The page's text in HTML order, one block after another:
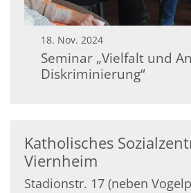
18. Nov. 2024
Seminar „Vielfalt und
Diskriminierung“
Katholisches
Viernheim
Stadionstr. 17 (neben